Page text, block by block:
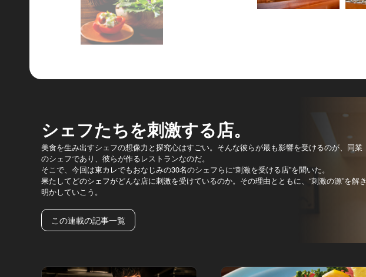
シェフたちを刺激する店。
美食を生み出すシェフの想像力と探究心はすごい。そんな彼らが最も影響を受けるのが、同業
のシェフであり、彼らが作るレストランなのだ。
そこで、今回は東カレでもおなじみの30名のシェフらに“刺激を受ける店”を聞いた。
果たしてどのシェフがどんな店に刺激を受けているのか。その理由とともに、“刺激の源”を解き
明かしていこう。
この連載の記事一覧